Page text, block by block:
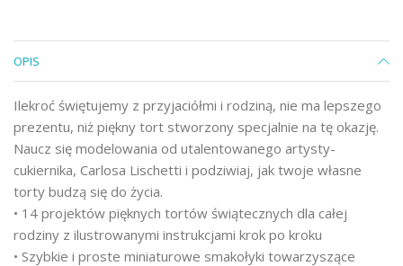
OPIS
Ilekroć świętujemy z przyjaciółmi i rodziną, nie ma lepszego
prezentu, niż piękny tort stworzony specjalnie na tę okazję.
Naucz się modelowania od utalentowanego artysty-
cukiernika, Carlosa Lischetti i podziwiaj, jak twoje własne
torty budzą się do życia.
• 14 projektów pięknych tortów świątecznych dla całej
rodziny z ilustrowanymi instrukcjami krok po kroku
• Szybkie i proste miniaturowe smakołyki towarzyszące